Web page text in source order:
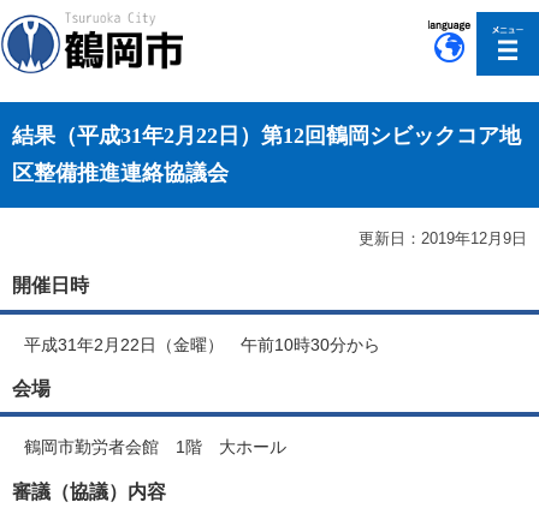
結果（平成31年2月22日）第12回鶴岡シビックコア地
区整備推進連絡協議会
更新日：2019年12月9日
開催日時
平成31年2月22日（金曜） 午前10時30分から
会場
鶴岡市勤労者会館 1階 大ホール
審議（協議）内容